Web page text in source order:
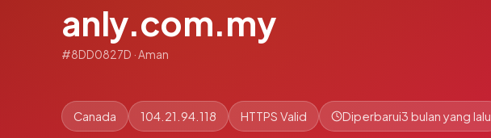
anly.com.my
#8DD0827D · Aman
Canada 104.21.94.118 HTTPS Valid Diperbarui3 bulan yang lalu